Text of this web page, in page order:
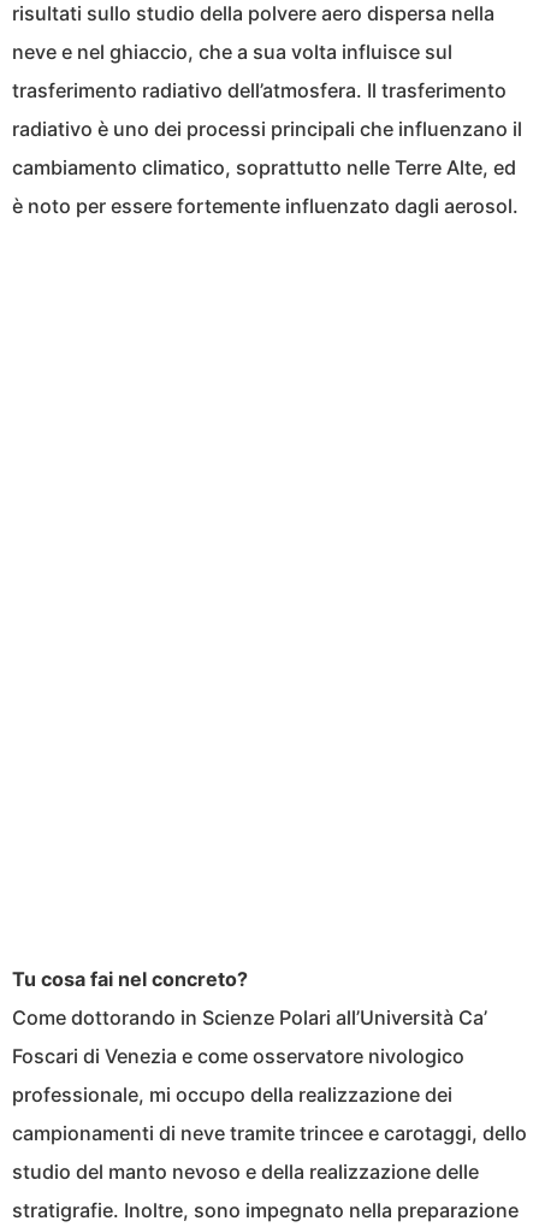
risultati sullo studio della polvere aero dispersa nella
neve e nel ghiaccio, che a sua volta influisce sul
trasferimento radiativo dell’atmosfera. Il trasferimento
radiativo è uno dei processi principali che influenzano il
cambiamento climatico, soprattutto nelle Terre Alte, ed
è noto per essere fortemente influenzato dagli aerosol.
Tu cosa fai nel concreto?
Come dottorando in Scienze Polari all’Università Ca’
Foscari di Venezia e come osservatore nivologico
professionale, mi occupo della realizzazione dei
campionamenti di neve tramite trincee e carotaggi, dello
studio del manto nevoso e della realizzazione delle
stratigrafie. Inoltre, sono impegnato nella preparazione